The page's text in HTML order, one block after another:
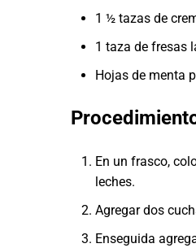
1 ½ tazas de
1 taza de fresas
Hojas de menta
En un frasco,
leches.
Agregar dos
Enseguida